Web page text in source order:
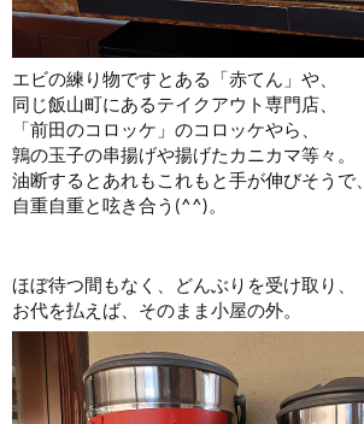
エビの練り物ですとある「赤てん」や、
同じ飯山町にあるテイクアウト専門店、
「前田のコロッケ」のコロッケやら、
鶉の玉子の串揚げや揚げたカニカマ等々。
油断するとあれもこれもと手が伸びそうで、
自重自重と呟き合う(^^)。
ほぼ待つ間もなく、どんぶりを受け取り、
お代を払えば、そのまま小屋の外。